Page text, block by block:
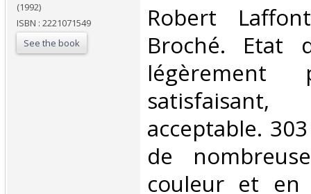
(1992)
ISBN : 2221071549
See the book
‎Robert
Broché. Etat
légèrement
acceptable.
de
couleur et